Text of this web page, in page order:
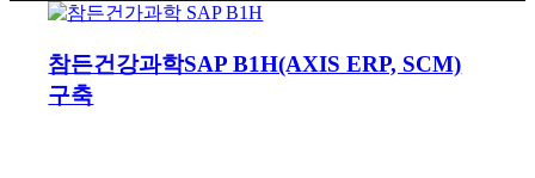
참든건강과학SAP B1H(AXIS ERP, SCM)
구축